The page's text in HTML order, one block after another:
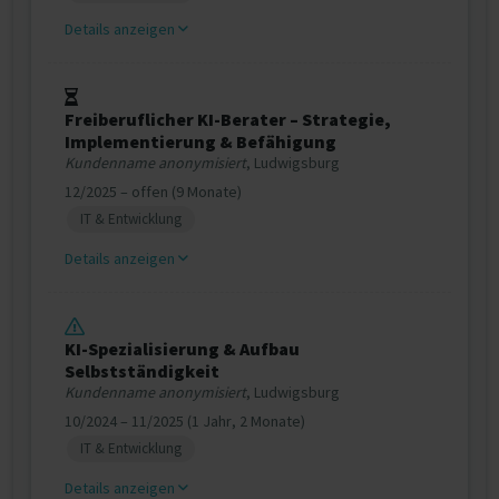
Details anzeigen
Freiberuflicher KI-Berater – Strategie,
Implementierung & Befähigung
Kundenname anonymisiert, Ludwigsburg
12/2025 – offen (9 Monate)
IT & Entwicklung
Details anzeigen
KI-Spezialisierung & Aufbau
Selbstständigkeit
Kundenname anonymisiert, Ludwigsburg
10/2024 – 11/2025 (1 Jahr, 2 Monate)
IT & Entwicklung
Details anzeigen